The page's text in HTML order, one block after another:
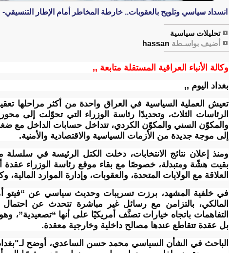
انسداد سياسي وتلويح بالعقوبات.. خارطة المخاطر أمام الإطار التنسيقي-
تحليلات سياسية
أضيف بواسـطة hassan
وكالة الأنباء العراقية المستقلة متابعة ,,
بغداد اليوم ,,
تعيش العملية السياسية في العراق واحدة من أكثر مراحلها
الرئاسات الثلاث، وتحديدًا رئاسة الوزراء التي تحوّلت إلى
والمكوّن السني والمكوّن الكردي، تتداخل حسابات الداخل
إلى موجة جديدة من الأزمات السياسية والاقتصادية والأمنية.
ومنذ إعلان نتائج الانتخابات، دخلت الكتل الرئيسة في
بقيت هشّة ومتبدلة، خصوصًا مع بقاء موقع رئاسة الوزراء عقدة
العلاقة مع الولايات المتحدة، والعقوبات، وإدارة الموارد
في خلفية المشهد، برزت تسريبات وحديث سياسي عن “فيتو
المالكي، بالتزامن مع رسائل غير مباشرة تتحدث عن
التفاهمات باتجاه خيارات تصنَّف أمريكيًا على أنها
بل عقدة تتقاطع عندها مصالح داخلية وخارجية معقدة.
الباحث في الشأن السياسي محمد حسن الساعدي، أوضح لـ"بغداد